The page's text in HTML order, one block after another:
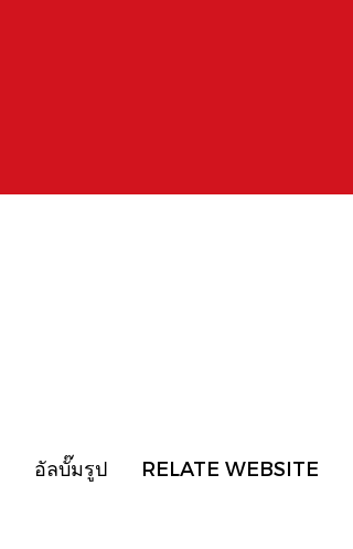
อัลบั๊มรูป RELATE WEBSITE